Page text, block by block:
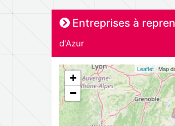
Entreprises à
d'Azur
+
−
Leaflet| Map